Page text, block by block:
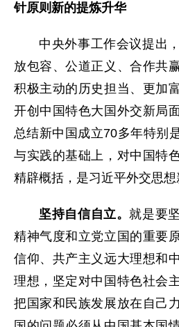
针原则新的提炼升华
中央外事工作会议提出
放包容、公道正义、合作共
积极主动的历史担当、更加
开创中国特色大国外交新局
总结新中国成立70多年特别
与实践的基础上，对中国特
精辟概括，是习近平外交思想
坚持自信自立。就是要
精神气度和立党立国的重要
信仰、共产主义远大理想和
理想，坚定对中国特色社会
把国家和民族发展放在自己